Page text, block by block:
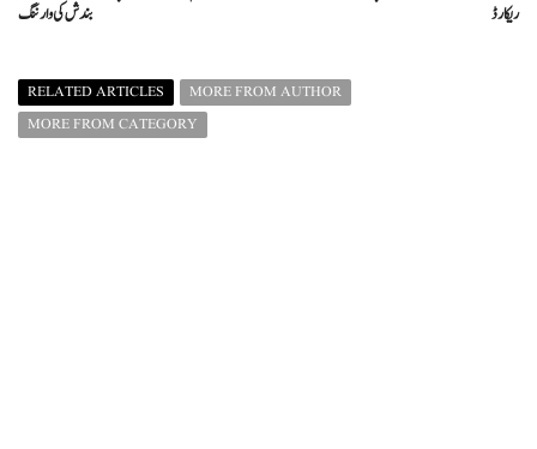
بندش کی وارننگ
ریکارڈ
RELATED ARTICLES
MORE FROM AUTHOR
MORE FROM CATEGORY